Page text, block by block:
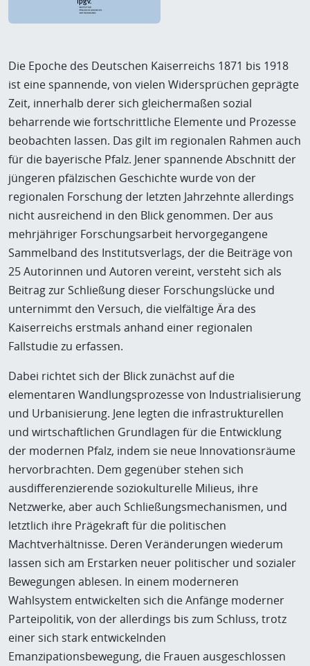
Die Epoche des Deutschen Kaiserreichs 1871 bis 1918
ist eine spannende, von vielen Widersprüchen geprägte
Zeit, innerhalb derer sich gleichermaßen sozial
beharrende wie fortschrittliche Elemente und Prozesse
beobachten lassen. Das gilt im regionalen Rahmen auch
für die bayerische Pfalz. Jener spannende Abschnitt der
jüngeren pfälzischen Geschichte wurde von der
regionalen Forschung der letzten Jahrzehnte allerdings
nicht ausreichend in den Blick genommen. Der aus
mehrjähriger Forschungsarbeit hervorgegangene
Sammelband des Institutsverlags, der die Beiträge von
25 Autorinnen und Autoren vereint, versteht sich als
Beitrag zur Schließung dieser Forschungslücke und
unternimmt den Versuch, die vielfältige Ära des
Kaiserreichs erstmals anhand einer regionalen
Fallstudie zu erfassen.
Dabei richtet sich der Blick zunächst auf die
elementaren Wandlungsprozesse von Industrialisierung
und Urbanisierung. Jene legten die infrastrukturellen
und wirtschaftlichen Grundlagen für die Entwicklung
der modernen Pfalz, indem sie neue Innovationsräume
hervorbrachten. Dem gegenüber stehen sich
ausdifferenzierende soziokulturelle Milieus, ihre
Netzwerke, aber auch Schließungsmechanismen, und
letztlich ihre Prägekraft für die politischen
Machtverhältnisse. Deren Veränderungen wiederum
lassen sich am Erstarken neuer politischer und sozialer
Bewegungen ablesen. In einem moderneren
Wahlsystem entwickelten sich die Anfänge moderner
Parteipolitik, von der allerdings bis zum Schluss, trotz
einer sich stark entwickelnden
Emanzipationsbewegung, die Frauen ausgeschlossen